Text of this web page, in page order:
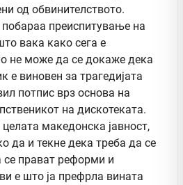
од обвинителството.
преиспитување на
вака како сега е
не може да се докаже дека
е виновен за трагедијата
потпис врз основа на
на дискотеката.
македонска јавност,
да и текне дека треба да се
се прават реформи и
е што ја префрла вината